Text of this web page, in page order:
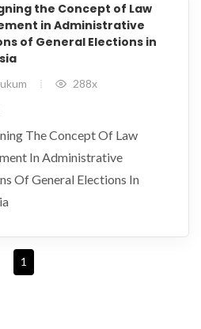
the Concept of Law
in Administrative
of General Elections in
288x
The Concept Of Law
In Administrative
Of General Elections In
1